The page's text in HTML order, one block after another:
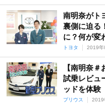
南明奈がト
裏側に迫る
に？何が変
トヨタ 2019年
【南明奈
試乗レビュ
ッドを体験
プリウス 2019